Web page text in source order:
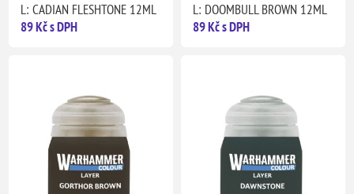
L: CADIAN FLESHTONE 12ML
89 Kč s DPH
L: DOOMBULL BROWN 12ML
89 Kč s DPH